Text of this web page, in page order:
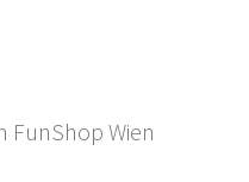
FunShop Wien